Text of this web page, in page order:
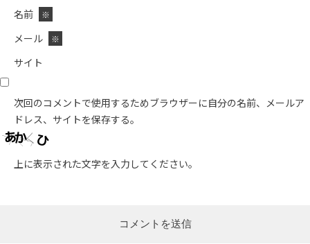
名前 ※
メール ※
サイト
次回のコメントで使用するためブラウザーに自分の名前、メールア
ドレス、サイトを保存する。
上に表示された文字を入力してください。